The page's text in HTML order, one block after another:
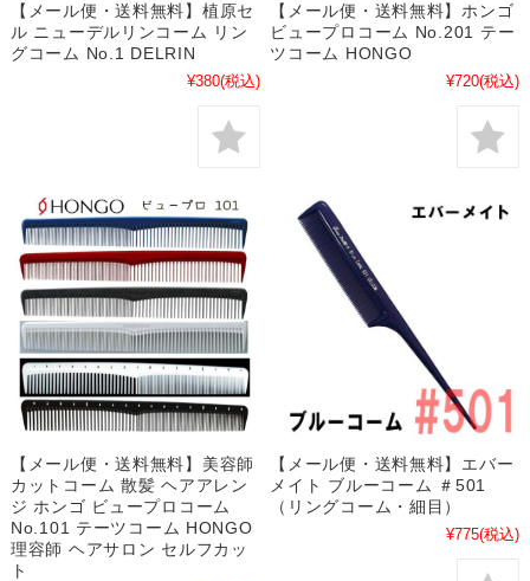
【メール便・送料無料】植原セ
ル ニューデルリンコーム リン
グコーム No.1 DELRIN
¥380(税込)
【メール便・送料無料】ホンゴ
ビュープロコーム No.201 テー
ツコーム HONGO
¥720(税込)
【メール便・送料無料】美容師
カットコーム 散髪 ヘアアレン
ジ ホンゴ ビュープロコーム
No.101 テーツコーム HONGO
理容師 ヘアサロン セルフカッ
ト
【メール便・送料無料】エバー
メイト ブルーコーム ＃501
（リングコーム・細目）
¥775(税込)